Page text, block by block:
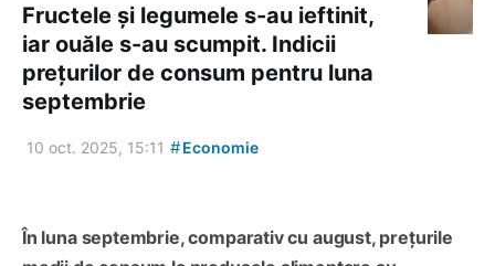
Fructele și legumele s-au ieftinit,
iar ouăle s-au scumpit. Indicii
prețurilor de consum pentru luna
septembrie
10 oct. 2025, 15:11 #Economie
În luna septembrie, comparativ cu august, prețurile